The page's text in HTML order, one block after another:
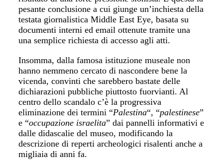
pesante conclusione a cui giunge un’inchiesta della
testata giornalistica Middle East Eye, basata su
documenti interni ed email ottenute tramite una
una semplice richiesta di accesso agli atti.
Insomma, dalla famosa istituzione museale non
hanno nemmeno cercato di nascondere bene la
vicenda, convinti che sarebbero bastate delle
dichiarazioni pubbliche piuttosto fuorvianti. Al
centro dello scandalo c’è la progressiva
eliminazione dei termini “Palestina“, “palestinese”
e “occupazione israelita” dai pannelli informativi e
dalle didascalie del museo, modificando la
descrizione di reperti archeologici risalenti anche a
migliaia di anni fa.